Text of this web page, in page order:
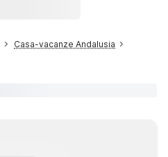
Casa-vacanze Andalusia